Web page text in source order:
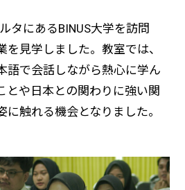
タにあるBINUS大学を訪問
を見学しました。教室では、
語で会話しながら熱心に学ん
とや日本との関わりに強い関
触れる機会となりました。